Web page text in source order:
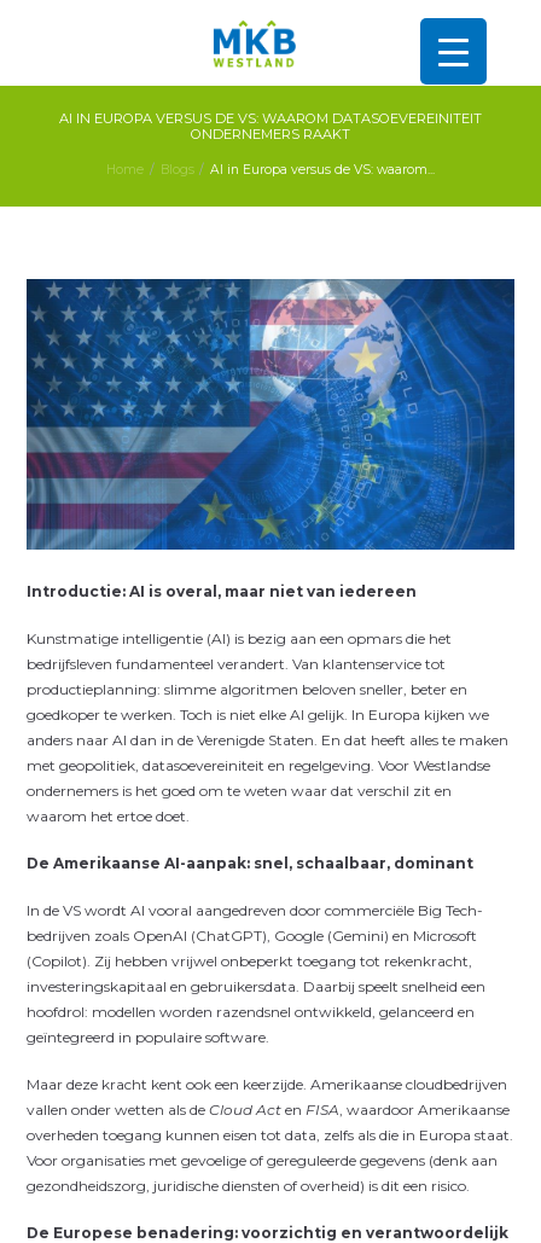
AI IN EUROPA VERSUS DE VS: WAAROM DATASOEVEREINITEIT
ONDERNEMERS RAAKT
Home Blogs AI in Europa versus de VS: waarom...
Introductie: AI is overal, maar niet van iedereen
Kunstmatige intelligentie (AI) is bezig aan een opmars die het
bedrijfsleven fundamenteel verandert. Van klantenservice tot
productieplanning: slimme algoritmen beloven sneller, beter en
goedkoper te werken. Toch is niet elke AI gelijk. In Europa kijken we
anders naar AI dan in de Verenigde Staten. En dat heeft alles te maken
met geopolitiek, datasoevereiniteit en regelgeving. Voor Westlandse
ondernemers is het goed om te weten waar dat verschil zit en
waarom het ertoe doet.
De Amerikaanse AI-aanpak: snel, schaalbaar, dominant
In de VS wordt AI vooral aangedreven door commerciële Big Tech-
bedrijven zoals OpenAI (ChatGPT), Google (Gemini) en Microsoft
(Copilot). Zij hebben vrijwel onbeperkt toegang tot rekenkracht,
investeringskapitaal en gebruikersdata. Daarbij speelt snelheid een
hoofdrol: modellen worden razendsnel ontwikkeld, gelanceerd en
geïntegreerd in populaire software.
Maar deze kracht kent ook een keerzijde. Amerikaanse cloudbedrijven
vallen onder wetten als deCloud Act en FISA , waardoor Amerikaanse
overheden toegang kunnen eisen tot data, zelfs als die in Europa staat.
Voor organisaties met gevoelige of gereguleerde gegevens (denk aan
gezondheidszorg, juridische diensten of overheid) is dit een risico.
De Europese benadering: voorzichtig en verantwoordelijk